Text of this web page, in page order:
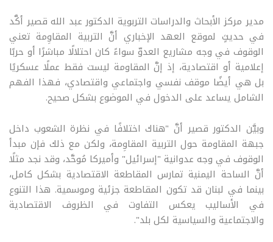
مدير مركز الأبحاث والدراسات التربوية الدكتور عبد الله قصير أكَّد
في حديثٍ لموقع العهد الإخباري أنَّ التربية المقاوِمة تعني
الوقوف في وجه مشاريع العدوّ سواءً كان احتلالًا مباشرًا أو حربًا
إعلامية أو اقتصادية، إذ إنَّ المقاومة ليست فقط عملًا عسكريًا
بل هي أيضًا موقف نفسي واجتماعي واقتصادي، فهذا الفهم
الشامل يساعد على الدخول في الموضوع بشكل صحيح.
وبيَّن الدكتور قصير أنَّ "هناك اختلافًا في نظرة الشعوب داخل
جبهة المقاومة حول التربية المقاوِمة، ولكن مع ذلك فإن مبدأ
الوقوف في وجه عدوانية "إسرائيل" وأميركا مُوحَّد، وقد نجد مثلًا
أنَّ الساحة اليمنية تمارس المقاطعة الاقتصادية بشكل كامل،
بينما في لبنان قد تكون المقاطعة جزئية وموسمية. هذا التنوع
في الأساليب يعكس التفاوت في الظروف الاقتصادية
والاجتماعية والسياسية لكل بلد".